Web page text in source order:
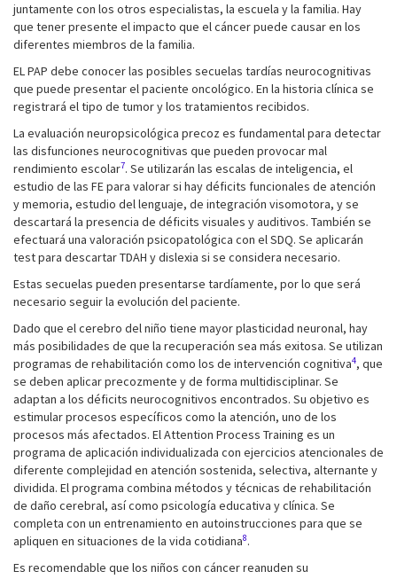
juntamente con los otros especialistas, la escuela y la familia. Hay
que tener presente el impacto que el cáncer puede causar en los
diferentes miembros de la familia.
EL PAP debe conocer las posibles secuelas tardías neurocognitivas
que puede presentar el paciente oncológico. En la historia clínica se
registrará el tipo de tumor y los tratamientos recibidos.
La evaluación neuropsicológica precoz es fundamental para detectar
las disfunciones neurocognitivas que pueden provocar mal
rendimiento escolar7. Se utilizarán las escalas de inteligencia, el
estudio de las FE para valorar si hay déficits funcionales de atención
y memoria, estudio del lenguaje, de integración visomotora, y se
descartará la presencia de déficits visuales y auditivos. También se
efectuará una valoración psicopatológica con el SDQ. Se aplicarán
test para descartar TDAH y dislexia si se considera necesario.
Estas secuelas pueden presentarse tardíamente, por lo que será
necesario seguir la evolución del paciente.
Dado que el cerebro del niño tiene mayor plasticidad neuronal, hay
más posibilidades de que la recuperación sea más exitosa. Se utilizan
programas de rehabilitación como los de intervención cognitiva4, que
se deben aplicar precozmente y de forma multidisciplinar. Se
adaptan a los déficits neurocognitivos encontrados. Su objetivo es
estimular procesos específicos como la atención, uno de los
procesos más afectados. El Attention Process Training es un
programa de aplicación individualizada con ejercicios atencionales de
diferente complejidad en atención sostenida, selectiva, alternante y
dividida. El programa combina métodos y técnicas de rehabilitación
de daño cerebral, así como psicología educativa y clínica. Se
completa con un entrenamiento en autoinstrucciones para que se
apliquen en situaciones de la vida cotidiana8.
Es recomendable que los niños con cáncer reanuden su